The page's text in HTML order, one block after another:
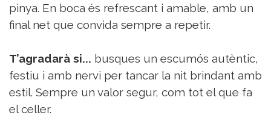
pinya. En boca és refrescant i amable, amb un
final net que convida sempre a repetir.
T’agradarà si... busques un escumós autèntic,
festiu i amb nervi per tancar la nit brindant amb
estil. Sempre un valor segur, com tot el que fa
el celler.